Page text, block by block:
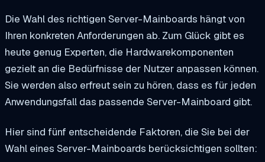
Die Wahl des richtigen Server-Mainboards hängt von
Ihren konkreten Anforderungen ab. Zum Glück gibt es
heute genug Experten, die Hardwarekomponenten
gezielt an die Bedürfnisse der Nutzer anpassen können.
Sie werden also erfreut sein zu hören, dass es für jeden
Anwendungsfall das passende Server-Mainboard gibt.
Hier sind fünf entscheidende Faktoren, die Sie bei der
Wahl eines Server-Mainboards berücksichtigen sollten: